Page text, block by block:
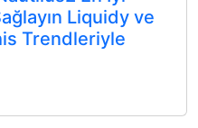
Liquidy ve
Trendleriyle